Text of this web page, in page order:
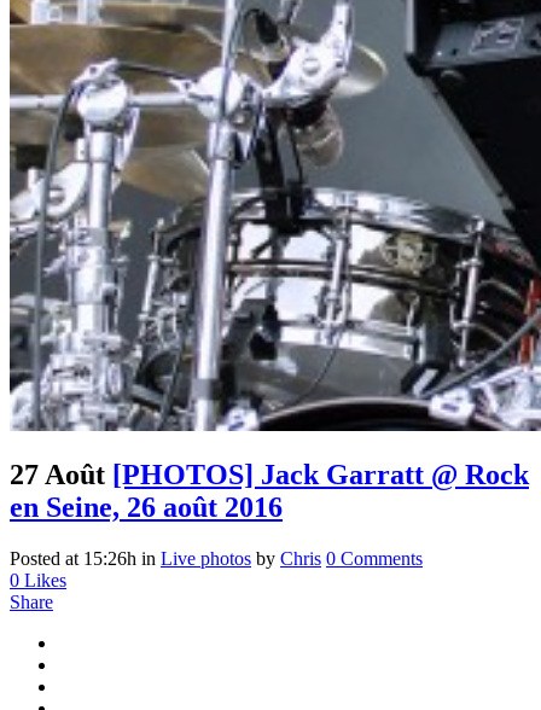
27 Août [PHOTOS] Jack Garratt @ Rock
en Seine, 26 août 2016
Posted at 15:26h in Live photos by Chris 0 Comments
0 Likes
Share